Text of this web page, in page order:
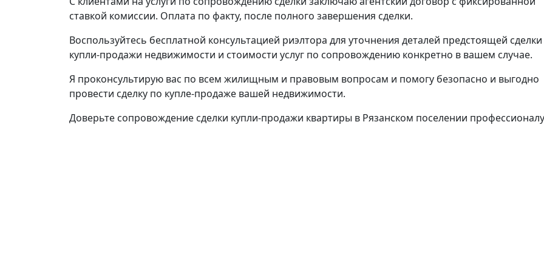
ставкой комиссии. Оплата по факту, после полного завершения сделки.
Воспользуйтесь бесплатной консультацией риэлтора для уточнения деталей предстоящей сделки
купли-продажи недвижимости и стоимости услуг по сопровождению конкретно в вашем случае.
Я проконсультирую вас по всем жилищным и правовым вопросам и помогу безопасно и выгодно
провести сделку по купле-продаже вашей недвижимости.
Доверьте сопровождение сделки купли-продажи квартиры в Рязанском поселении